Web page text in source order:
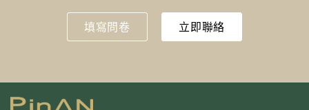
填寫問卷 立即聯絡